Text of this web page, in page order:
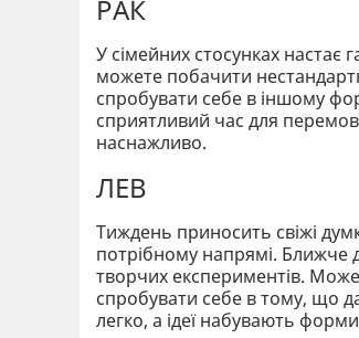
РАК
У сімейних стосунках настає
можете побачити
спробувати себе в іншому
сприятливий час для
наснажливо.
ЛЕВ
Тиждень приносить свіжі
потрібному напрямі. Ближче
творчих експериментів.
спробувати себе в тому, що
легко, а ідеї набувають